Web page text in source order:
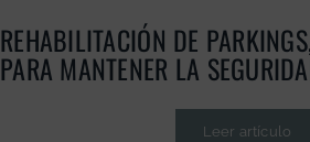
REHABILITACIÓN DE
PARA MANTENER LA
Leer artículo